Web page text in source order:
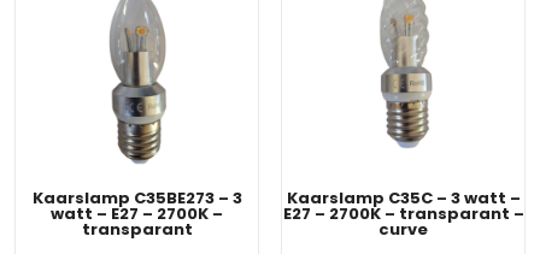
Kaarslamp C35BE273 – 3
watt – E27 – 2700K –
transparant
Kaarslamp C35C – 3 watt –
E27 – 2700K – transparant –
curve